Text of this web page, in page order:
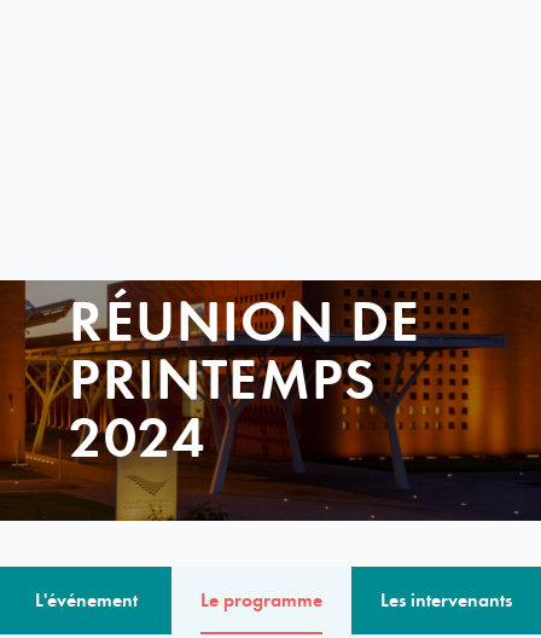
RÉUNION DE
PRINTEMPS
2024
L'événement Le programme Les intervenants